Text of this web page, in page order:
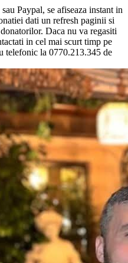
Paypal, se afiseaza instant in
dati un refresh paginii si
Daca nu va regasiti
in cel mai scurt timp pe
telefonic la 0770.213.345 de